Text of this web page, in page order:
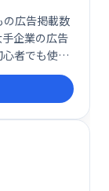
広告掲載数
企業の広告
者でも使い
にも最適で
つけ、収益